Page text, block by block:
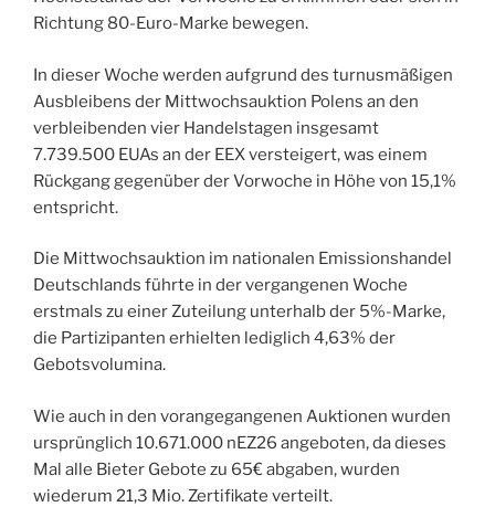
Richtung 80-Euro-Marke bewegen.
In dieser Woche werden aufgrund des turnusmäßigen
Ausbleibens der Mittwochsauktion Polens an den
verbleibenden vier Handelstagen insgesamt
7.739.500 EUAs an der EEX versteigert, was einem
Rückgang gegenüber der Vorwoche in Höhe von 15,1%
entspricht.
Die Mittwochsauktion im nationalen Emissionshandel
Deutschlands führte in der vergangenen Woche
erstmals zu einer Zuteilung unterhalb der 5%-Marke,
die Partizipanten erhielten lediglich 4,63% der
Gebotsvolumina.
Wie auch in den vorangegangenen Auktionen wurden
ursprünglich 10.671.000 nEZ26 angeboten, da dieses
Mal alle Bieter Gebote zu 65€ abgaben, wurden
wiederum 21,3 Mio. Zertifikate verteilt.